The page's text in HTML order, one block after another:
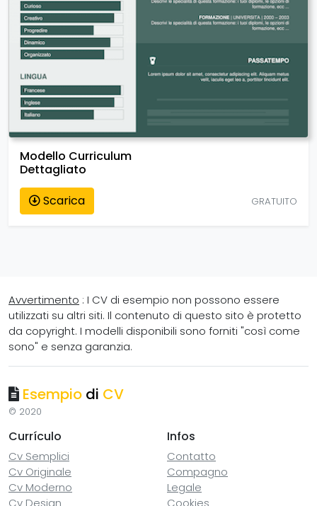
Modello Curriculum
Dettagliato
Scarica
GRATUITO
Avvertimento : I CV di esempio non possono essere
utilizzati su altri siti. Il contenuto di questo sito è protetto
da copyright. I modelli disponibili sono forniti "così come
sono" e senza garanzia.
Esempio di CV
© 2020
Currículo
Cv Semplici
Cv Originale
Cv Moderno
Cv Design
Infos
Contatto
Compagno
Legale
Cookies